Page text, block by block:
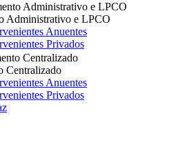
Administrativo e LPCO
Administrativo e LPCO
Anuentes
Privados
Centralizado
Centralizado
Anuentes
Privados